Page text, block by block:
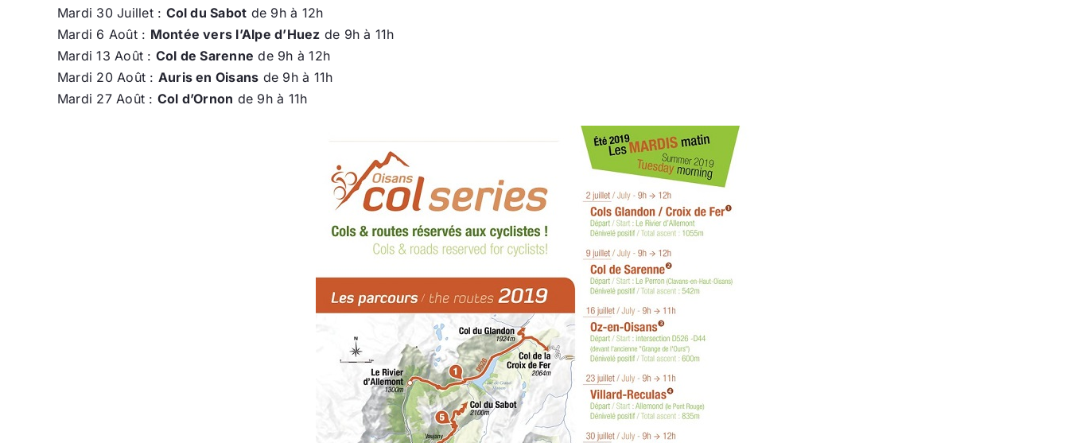
Mardi 30 Juillet : Col du Sabot de 9h à 12h
Mardi 6 Août : Montée vers l’Alpe d’Huez de 9h à 11h
Mardi 13 Août : Col de Sarenne de 9h à 12h
Mardi 20 Août : Auris en Oisans de 9h à 11h
Mardi 27 Août : Col d’Ornon de 9h à 11h